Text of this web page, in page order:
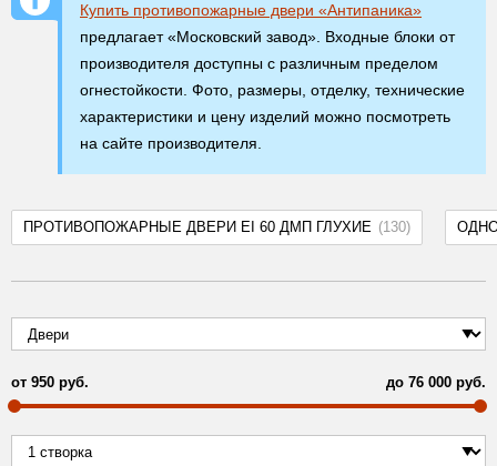
ПРОТИВОПОЖАРНЫЕ ДВЕРИ EI 60 ДМП ГЛУХИЕ (130)
от 950 руб. до 76 000 руб.
Купить противопожарные двери «Антипаника»
предлагает «Московский завод». Входные блоки от
производителя доступны с различным пределом
огнестойкости. Фото, размеры, отделку, технические
характеристики и цену изделий можно посмотреть
на сайте производителя.